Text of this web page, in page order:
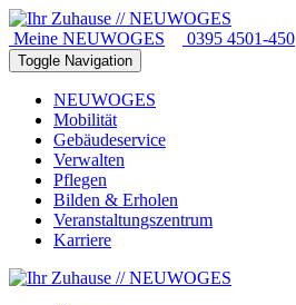
Meine NEUWOGES 0395 4501-450
Toggle Navigation
NEUWOGES
Mobilität
Gebäudeservice
Verwalten
Pflegen
Bilden & Erholen
Veranstaltungszentrum
Karriere